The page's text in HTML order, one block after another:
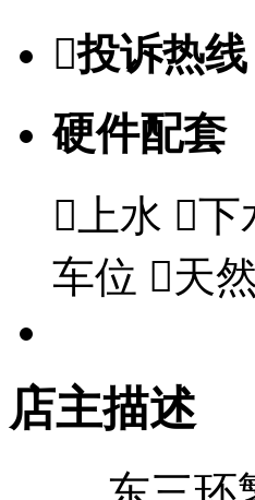
投诉热线
硬件配套
 上水 下
车位 天
店主描述